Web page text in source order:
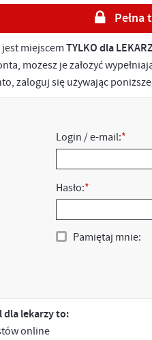
miejscem TYLKO dla
możesz je założyć
zaloguj się używając
Login / e-mail:*
Hasło:*
Pamiętaj mnie:
dla lekarzy to:
online